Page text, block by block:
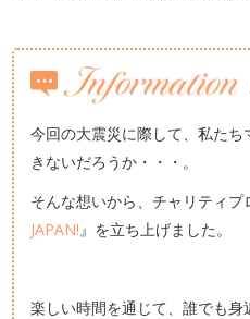
今回の大震災に際して、私た
きないだろうか・・・。
そんな想いから、チャリティプ
JAPAN! 』を立ち上げました。
楽しい時間を通じて、誰でも身